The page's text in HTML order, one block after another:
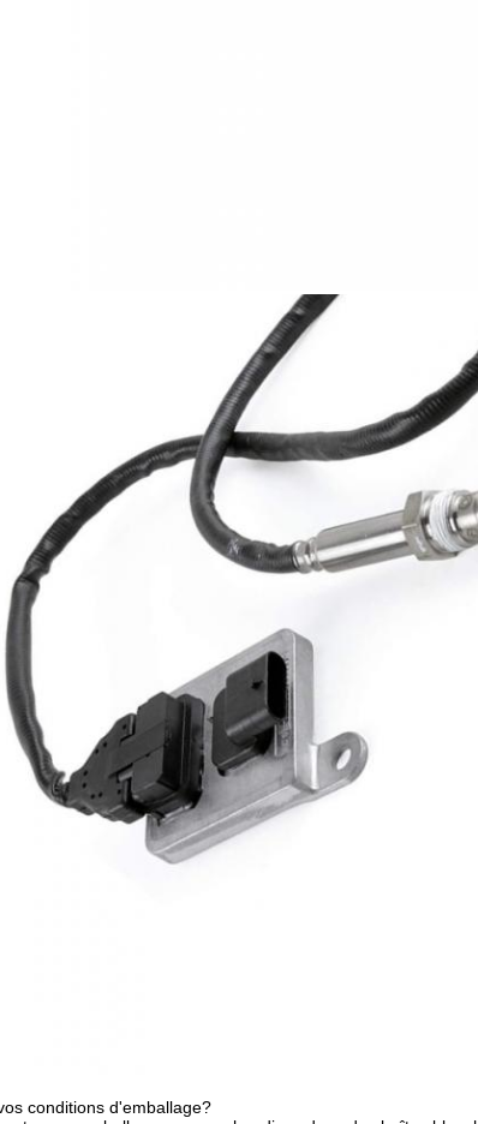
conditions d'emballage?